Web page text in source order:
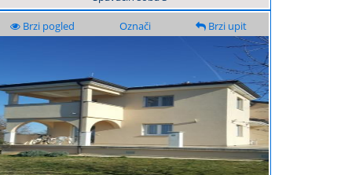
Brzi pogled Označi Brzi upit